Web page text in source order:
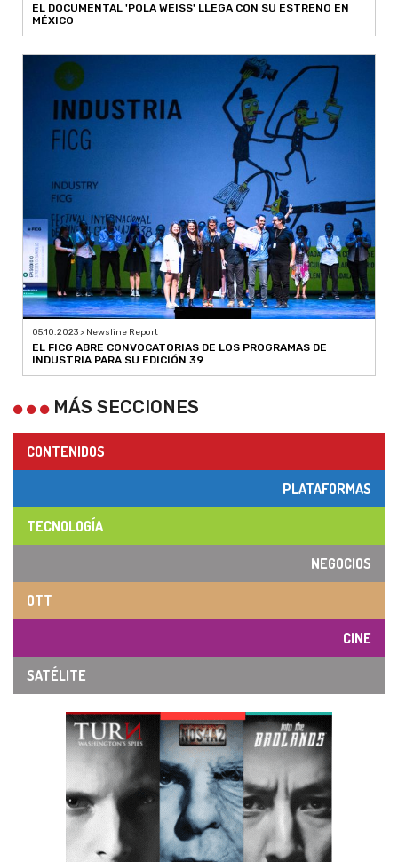
EL DOCUMENTAL 'POLA WEISS' LLEGA CON SU ESTRENO EN
MÉXICO
05.10.2023 > Newsline Report
EL FICG ABRE CONVOCATORIAS DE LOS PROGRAMAS DE
INDUSTRIA PARA SU EDICIÓN 39
MÁS SECCIONES
CONTENIDOS
PLATAFORMAS
TECNOLOGÍA
NEGOCIOS
OTT
CINE
SATÉLITE